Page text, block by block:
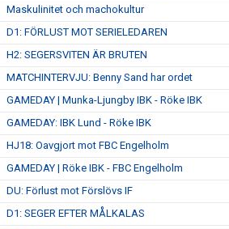
Maskulinitet och machokultur
D1: FÖRLUST MOT SERIELEDAREN
H2: SEGERSVITEN ÄR BRUTEN
MATCHINTERVJU: Benny Sand har ordet
GAMEDAY | Munka-Ljungby IBK - Röke IBK
GAMEDAY: IBK Lund - Röke IBK
HJ18: Oavgjort mot FBC Engelholm
GAMEDAY | Röke IBK - FBC Engelholm
DU: Förlust mot Förslövs IF
D1: SEGER EFTER MÅLKALAS